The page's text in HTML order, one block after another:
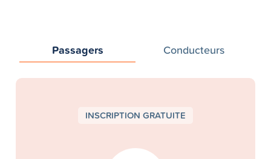
Passagers Conducteurs
INSCRIPTION GRATUITE